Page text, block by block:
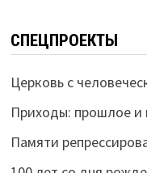
СПЕЦПРОЕКТЫ
Церковь с
Приходы: прошлое и
Памяти